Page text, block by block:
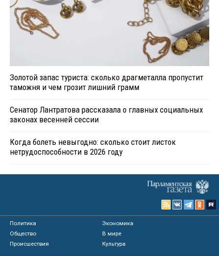
Золотой запас туриста: сколько драгметалла пропустит
таможня и чем грозит лишний грамм
Сенатор Лантратова рассказала о главных социальных
законах весенней сессии
Когда болеть невыгодно: сколько стоит листок
нетрудоспособности в 2026 году
Политика
Экономика
Общество
В мире
Происшествия
Культура